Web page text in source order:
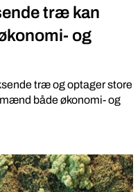
træ kan
og
træ og optager store
både økonomi- og